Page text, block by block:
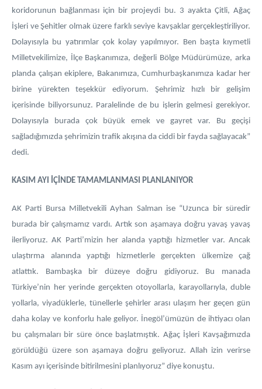
koridorunun bağlanması için bir projeydi bu. 3 ayakta Çitli, Ağaç
İşleri ve Şehitler olmak üzere farklı seviye kavşaklar gerçekleştiriliyor.
Dolayısıyla bu yatırımlar çok kolay yapılmıyor. Ben başta kıymetli
Milletvekilimize, İlçe Başkanımıza, değerli Bölge Müdürümüze, arka
planda çalışan ekiplere, Bakanımıza, Cumhurbaşkanımıza kadar her
birine yürekten teşekkür ediyorum. Şehrimiz hızlı bir gelişim
içerisinde biliyorsunuz. Paralelinde de bu işlerin gelmesi gerekiyor.
Dolayısıyla burada çok büyük emek ve gayret var. Bu geçişi
sağladığımızda şehrimizin trafik akışına da ciddi bir fayda sağlayacak”
dedi.
KASIM AYI İÇİNDE TAMAMLANMASI PLANLANIYOR
AK Parti Bursa Milletvekili Ayhan Salman ise “Uzunca bir süredir
burada bir çalışmamız vardı. Artık son aşamaya doğru yavaş yavaş
ilerliyoruz. AK Parti’mizin her alanda yaptığı hizmetler var. Ancak
ulaştırma alanında yaptığı hizmetlerle gerçekten ülkemize çağ
atlattık. Bambaşka bir düzeye doğru gidiyoruz. Bu manada
Türkiye’nin her yerinde gerçekten otoyollarla, karayollarıyla, duble
yollarla, viyadüklerle, tünellerle şehirler arası ulaşım her geçen gün
daha kolay ve konforlu hale geliyor. İnegöl’ümüzün de ihtiyacı olan
bu çalışmaları bir süre önce başlatmıştık. Ağaç İşleri Kavşağımızda
görüldüğü üzere son aşamaya doğru geliyoruz. Allah izin verirse
Kasım ayı içerisinde bitirilmesini planlıyoruz” diye konuştu.